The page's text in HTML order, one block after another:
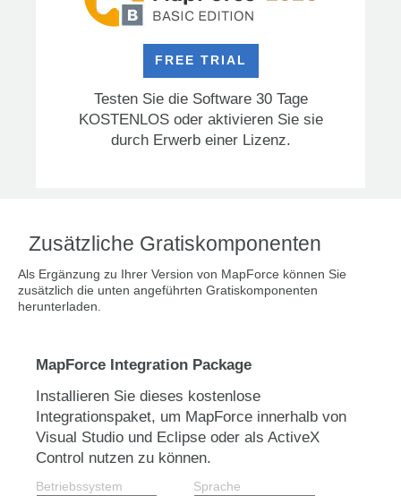
FREE TRIAL
Testen Sie die Software 30 Tage
KOSTENLOS oder aktivieren Sie sie
durch Erwerb einer Lizenz.
Zusätzliche Gratiskomponenten
Als Ergänzung zu Ihrer Version von MapForce können Sie
zusätzlich die unten angeführten Gratiskomponenten
herunterladen.
MapForce Integration Package
Installieren Sie dieses kostenlose
Integrationspaket, um MapForce innerhalb von
Visual Studio und Eclipse oder als ActiveX
Control nutzen zu können.
Betriebssystem Sprache